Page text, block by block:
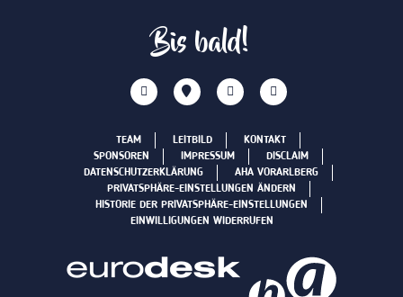
Bis bald!
TEAM LEITBILD
KONTAKT
SPONSOREN
IMPRESSUM
DISCLAIM
DATENSCHUTZERKLÄRUNG
AHA VORARLBERG
PRIVATSPHÄRE-EINSTELLUNGEN ÄNDERN
HISTORIE DER PRIVATSPHÄRE-EINSTELLUNGEN
EINWILLIGUNGEN WIDERRUFEN